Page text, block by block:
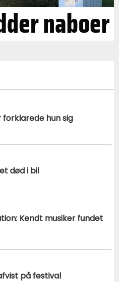
naboer
forklarede hun sig
død i bil
Kendt musiker fundet
på festival